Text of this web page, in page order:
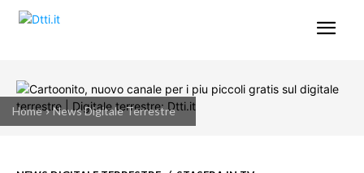
Home News Digitale Terrestre